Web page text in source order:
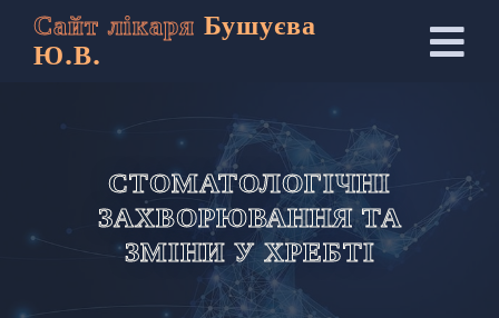
Сайт лікаря Бушуєва
Ю.В.
СТОМАТОЛОГІЧНІ
ЗАХВОРЮВАННЯ ТА
ЗМІНИ У ХРЕБТІ